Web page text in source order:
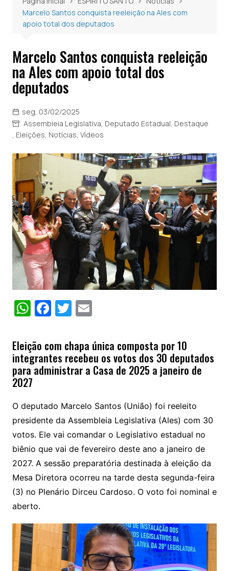
Marcelo Santos conquista reeleição na Ales com
apoio total dos deputados
Marcelo Santos conquista reeleição
na Ales com apoio total dos
deputados
seg, 03/02/2025
Assembleia Legislativa, Deputado Estadual, Destaque
, Eleições, Notícias, Vídeos
W
at
s
A
p
p
F
c
e
b
o
k
T
itt
er
E
ai
l
Eleição com chapa única composta por 10
integrantes recebeu os votos dos 30 deputados
para administrar a Casa de 2025 a janeiro de
2027
O deputado Marcelo Santos (União) foi reeleito
presidente da Assembleia Legislativa (Ales) com 30
votos. Ele vai comandar o Legislativo estadual no
biênio que vai de fevereiro deste ano a janeiro de
2027. A sessão preparatória destinada à eleição da
Mesa Diretora ocorreu na tarde desta segunda-feira
(3) no Plenário Dirceu Cardoso. O voto foi nominal e
aberto.